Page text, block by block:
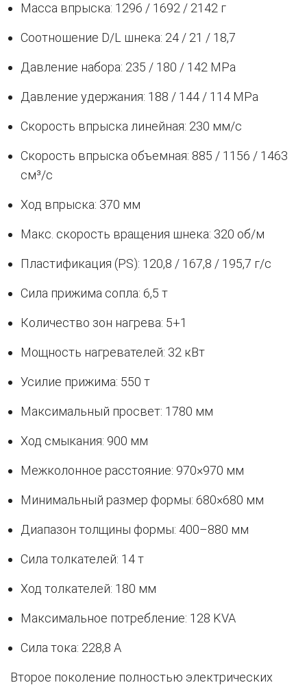
Масса впрыска: 1296 / 1692 / 2142 г
Соотношение D/L шнека: 24 / 21 / 18,7
Давление набора: 235 / 180 / 142 MPa
Давление удержания: 188 / 144 / 114 MPa
Скорость впрыска линейная: 230 мм/с
Скорость впрыска объемная: 885 / 1156 / 1463
см³/с
Ход впрыска: 370 мм
Макс. скорость вращения шнека: 320 об/м
Пластификация (PS): 120,8 / 167,8 / 195,7 г/с
Сила прижима сопла: 6,5 т
Количество зон нагрева: 5+1
Мощность нагревателей: 32 кВт
Усилие прижима: 550 т
Максимальный просвет: 1780 мм
Ход смыкания: 900 мм
Межколонное расстояние: 970×970 мм
Минимальный размер формы: 680×680 мм
Диапазон толщины формы: 400–880 мм
Сила толкателей: 14 т
Ход толкателей: 180 мм
Максимальное потребление: 128 KVA
Сила тока: 228,8 A
Второе поколение полностью электрических